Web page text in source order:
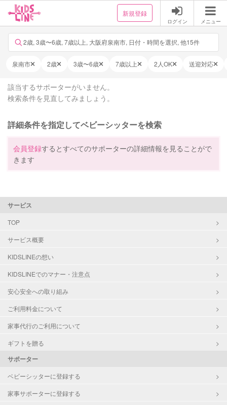
新規登録
ログイン メニュー
2歳, 3歳〜6歳, 7歳以上, 大阪府泉南市, 日付・時間を選択, 他15件
泉南市 2歳 3歳〜6歳 7歳以上 2人OK 送迎対応
該当するサポーターがいません。
検索条件を見直してみましょう。
詳細条件を指定してベビーシッターを検索
会員登録するとすべてのサポーターの詳細情報を見ることがで
きます
サービス
TOP
サービス概要
KIDSLINEの想い
KIDSLINEでのマナー・注意点
安心安全への取り組み
ご利用料金について
家事代行のご利用について
ギフトを贈る
サポーター
ベビーシッターに登録する
家事サポーターに登録する